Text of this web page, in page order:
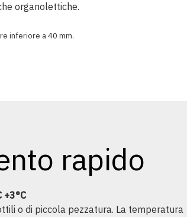
organolettiche.
inferiore a 40 mm.
rapido
+3°C
o di piccola pezzatura. La temperatura